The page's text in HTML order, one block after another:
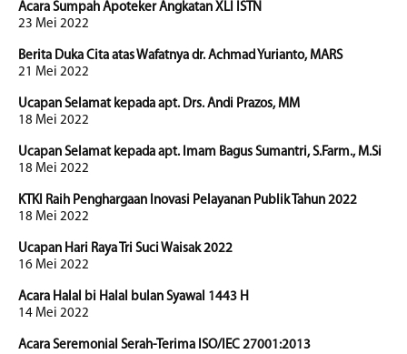
Acara Sumpah Apoteker Angkatan XLI ISTN
23 Mei 2022
Berita Duka Cita atas Wafatnya dr. Achmad Yurianto, MARS
21 Mei 2022
Ucapan Selamat kepada apt. Drs. Andi Prazos, MM
18 Mei 2022
Ucapan Selamat kepada apt. Imam Bagus Sumantri, S.Farm., M.Si
18 Mei 2022
KTKI Raih Penghargaan Inovasi Pelayanan Publik Tahun 2022
18 Mei 2022
Ucapan Hari Raya Tri Suci Waisak 2022
16 Mei 2022
Acara Halal bi Halal bulan Syawal 1443 H
14 Mei 2022
Acara Seremonial Serah-Terima ISO/IEC 27001:2013